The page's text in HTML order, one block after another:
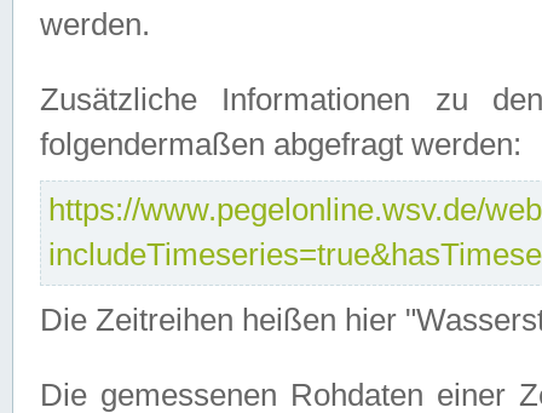
werden.
Zusätzliche Informationen zu
folgendermaßen abgefragt werden:
https://www.pegelonline.wsv.de/
Die Zeitreihen heißen hier
Die gemessenen Rohdaten einer